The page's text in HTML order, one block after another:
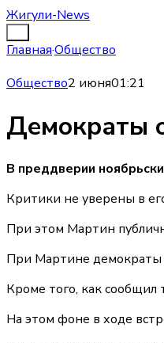
Жигули-News
Главная·Общество
Общество2 июня01:21
Демократы
В преддверии
Критики не уверены в
При этом Мартин
При Мартине демократы
Кроме того, как
На этом фоне в ходе